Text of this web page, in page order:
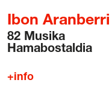
Sarrerak
Ibon Aranberri
82 Musika
Hamabostaldia
+info